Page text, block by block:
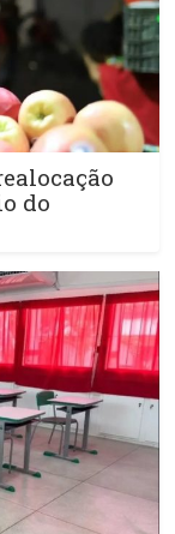
do